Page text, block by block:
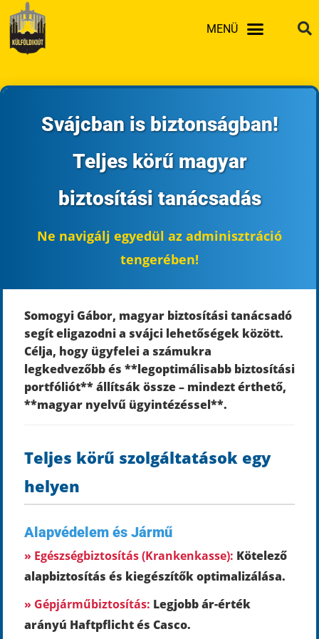
Skip
to
MENÜ
Svájcban is biztonságban!
Teljes körű magyar
biztosítási tanácsadás
Ne navigálj egyedül az adminisztráció
tengerében!
Somogyi Gábor, magyar biztosítási tanácsadó
segít eligazodni a svájci lehetőségek között.
Célja, hogy ügyfelei a számukra
legkedvezőbb és **legoptimálisabb biztosítási
portfóliót** állítsák össze – mindezt érthető,
**magyar nyelvű ügyintézéssel**.
Teljes körű szolgáltatások egy
helyen
Alapvédelem és Jármű
» Egészségbiztosítás (Krankenkasse): Kötelező
alapbiztosítás és kiegészítők optimalizálása.
» Gépjárműbiztosítás: Legjobb ár-érték
arányú Haftpflicht és Casco.